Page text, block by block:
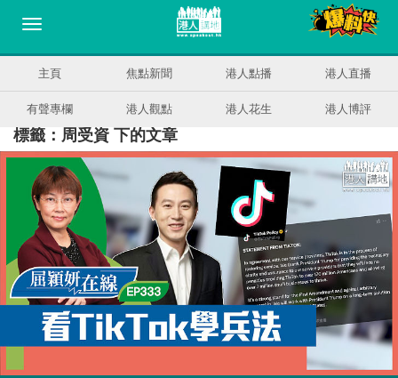
主頁 焦點新聞 港人點播 港人直播
有聲專欄 港人觀點 港人花生 港人博評
標籤：周受資 下的文章